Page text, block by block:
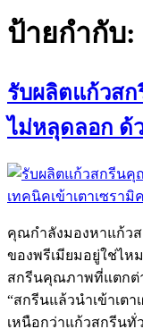
ป้ายกำกับ:
รับผลิตแก้วส
ไม่หลุดลอก ด้
คุณกำลังมองหาแก้ว
ของพรีเมียมอยู่ใช่ไห
สกรีนคุณภาพที่แตกต่า
“สกรีนแล้วนำเข้าเต
เหนือกว่าแก้วสกรีนทั่